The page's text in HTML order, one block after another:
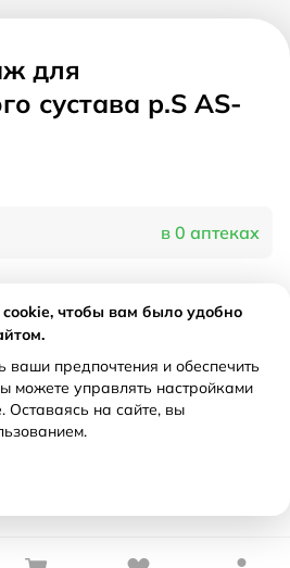
для
сустава р.S AS-
в 0 аптеках
Не требуется
чтобы вам было удобно
ваши предпочтения и обеспечить
можете управлять настройками
Оставаясь на сайте, вы